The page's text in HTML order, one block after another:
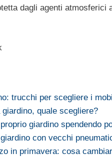
dagli agenti
trucchi per scegliere i
quale scegliere?
giardino spendendo
con vecchi
in primavera: cosa